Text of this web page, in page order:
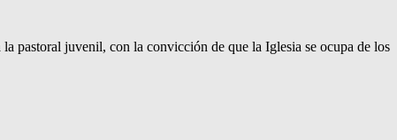
pastoral juvenil, con la convicción de que la Iglesia se ocupa de los